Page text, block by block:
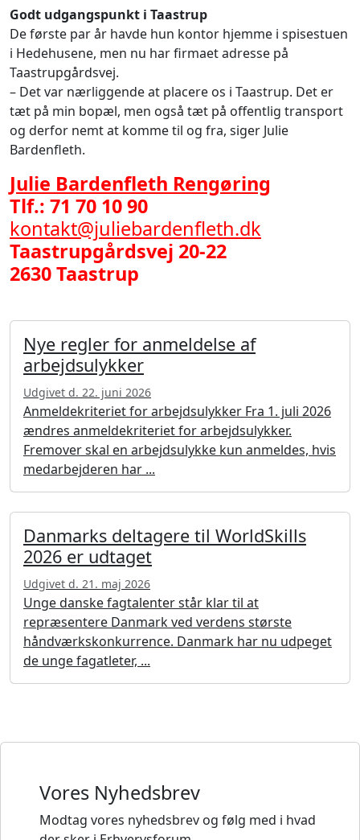
Godt udgangspunkt i Taastrup
De første par år havde hun kontor hjemme i spisestuen
i Hedehusene, men nu har firmaet adresse på
Taastrupgårdsvej.
– Det var nærliggende at placere os i Taastrup. Det er
tæt på min bopæl, men også tæt på offentlig transport
og derfor nemt at komme til og fra, siger Julie
Bardenfleth.
Julie Bardenfleth Rengøring
Tlf.: 71 70 10 90
kontakt@juliebardenfleth.dk
Taastrupgårdsvej 20-22
2630 Taastrup
Nye regler for anmeldelse af
arbejdsulykker
Udgivet d. 22. juni 2026
Anmeldekriteriet for arbejdsulykker Fra 1. juli 2026
ændres anmeldekriteriet for arbejdsulykker.
Fremover skal en arbejdsulykke kun anmeldes, hvis
medarbejderen har ...
Danmarks deltagere til WorldSkills
2026 er udtaget
Udgivet d. 21. maj 2026
Unge danske fagtalenter står klar til at
repræsentere Danmark ved verdens største
håndværkskonkurrence. Danmark har nu udpeget
de unge fagatleter, ...
Vores Nyhedsbrev
Modtag vores nyhedsbrev og følg med i hvad